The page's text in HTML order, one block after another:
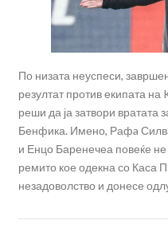
По низата неуспеси,
резултат против екипата
реши да ја затвори вратата
Бенфика. Имено, Рафa
и Енцо Баренечеа повеќе не
ремито кое одекна со Каса
незадоволство и донесе